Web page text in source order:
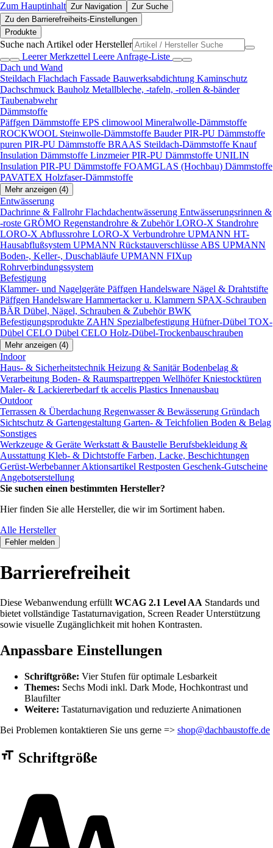
Zum Hauptinhalt Zur Navigation
Zur Suche
Zu den Barrierefreiheits-Einstellungen
Produkte
Suche nach Artikel oder Hersteller
Leerer Merkzettel Leere Anfrage-Liste
Dach und Wand
Steildach Flachdach Fassade Bauwerksabdichtung Kaminschutz
Dachschmuck Bauholz Metallbleche, -tafeln, -rollen &-bänder
Taubenabwehr
Dämmstoffe
Päffgen Dämmstoffe EPS climowool Mineralwolle-Dämmstoffe
ROCKWOOL Steinwolle-Dämmstoffe Bauder PIR-PU Dämmstoffe
puren PIR-PU Dämmstoffe BRAAS Steildach-Dämmstoffe Knauf
Insulation Dämmstoffe Linzmeier PIR-PU Dämmstoffe UNILIN
Insulation PIR-PU Dämmstoffe FOAMGLAS (Hochbau) Dämmstoffe
PAVATEX Holzfaser-Dämmstoffe
Mehr anzeigen (4)
Entwässerung
Dachrinne & FallrohrFlachdachentwässerung Entwässerungsrinnen &
-roste GRÖMO Regenstandrohre & ZubehörLORO-X Standrohre
LORO-X Abflussrohre LORO-X Verbundrohre UPMANN HT-
Hausabflußsystem UPMANN Rückstauverschlüsse ABS UPMANN
Boden-, Keller-, Duschabläufe UPMANN FIXup
Rohrverbindungssystem
Befestigung
Klammer- und Nagelgeräte Päffgen Handelsware Nägel & Drahtstifte
Päffgen Handelsware Hammertacker u. Klammern SPAX-Schrauben
BÄR Dübel, Nägel, Schrauben & ZubehörBWK
Befestigungsprodukte ZAHN Spezialbefestigung Hüfner-Dübel TOX-
Dübel CELO Dübel CELO Holz-Dübel-Trockenbauschrauben
Mehr anzeigen (4)
Indoor
Haus- & Sicherheitstechnik Heizung & SanitärBodenbelag &
Verarbeitung Boden- & Raumspartreppen Wellhöfer Kniestocktüren
Maler- & Lackiererbedarftk accelis Plastics Innenausbau
Outdoor
Terrassen & Überdachung Regenwasser & Bewässerung Gründach
Sichtschutz & Gartengestaltung Garten- & Teichfolien Boden & Belag
Sonstiges
Werkzeuge & Geräte Werkstatt & Baustelle Berufsbekleidung &
Ausstattung Kleb- & Dichtstoffe Farben, Lacke, Beschichtungen
Gerüst-WerbebannerAktionsartikel Restposten Geschenk-Gutscheine
Angebotserstellung
Sie suchen einen bestimmten Hersteller?
Hier finden Sie alle Hersteller, die wir im Sortiment haben.
Alle Hersteller
Fehler melden
Barrierefreiheit
Diese Webanwendung erfüllt WCAG 2.1 Level AA Standards und
bietet vollständige Tastaturnavigation, Screen Reader Unterstützung
sowie visuelle Zugänglichkeit mit hohen Kontrasten.
Anpassbare Einstellungen
Schriftgröße: Vier Stufen für optimale Lesbarkeit
Themes: Sechs Modi inkl. Dark Mode, Hochkontrast und
Blaufilter
Weitere: Tastaturnavigation und reduzierte Animationen
Bei Problemen kontaktieren Sie uns gerne => shop@dachbaustoffe.de
Barrierefreiheit Einstellungen Formular
Schriftgröße